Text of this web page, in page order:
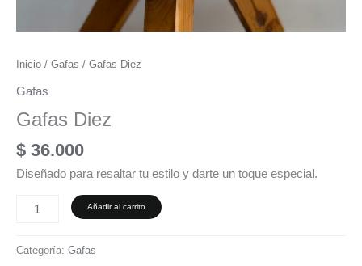
Inicio / Gafas / Gafas Diez
Gafas
Gafas Diez
$ 36.000
Diseñado para resaltar tu estilo y darte un toque especial.
Añadir al carrito
Categoría: Gafas